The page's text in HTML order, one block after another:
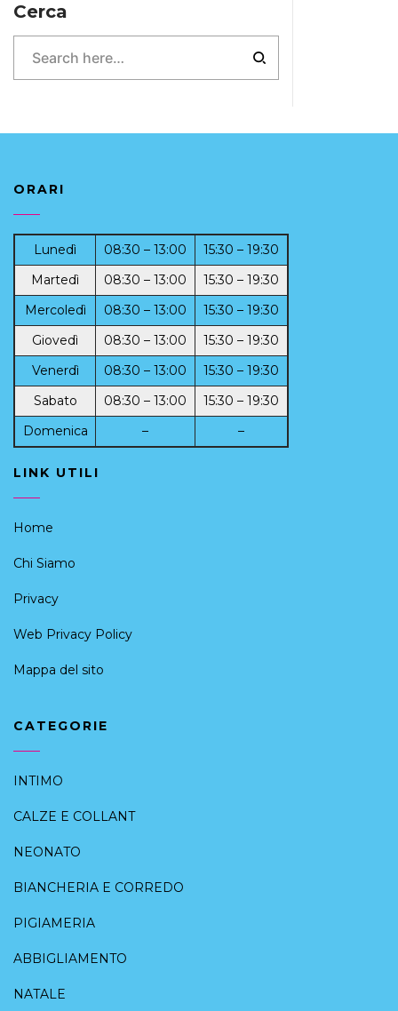
Cerca
ORARI
Lunedì 08:30 – 13:00
15:30 – 19:30
Martedì
08:30 – 13:00
15:30 – 19:30
Mercoledì
08:30 – 13:00
15:30 – 19:30
Giovedì
08:30 – 13:00
15:30 – 19:30
Venerdì
08:30 – 13:00
15:30 – 19:30
Sabato
08:30 – 13:00
15:30 – 19:30
Domenica
– –
LINK UTILI
Home
Chi Siamo
Privacy
Web Privacy Policy
Mappa del sito
CATEGORIE
INTIMO
CALZE E COLLANT
NEONATO
BIANCHERIA E CORREDO
PIGIAMERIA
ABBIGLIAMENTO
NATALE